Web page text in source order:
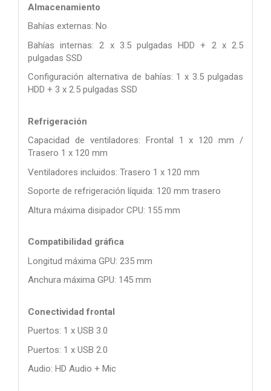
Almacenamiento
Bahías externas: No
Bahías internas: 2 x 3.5 pulgadas HDD + 2 x 2.5
pulgadas SSD
Configuración alternativa de bahías: 1 x 3.5 pulgadas
HDD + 3 x 2.5 pulgadas SSD
Refrigeración
Capacidad de ventiladores: Frontal 1 x 120 mm /
Trasero 1 x 120 mm
Ventiladores incluidos: Trasero 1 x 120 mm
Soporte de refrigeración líquida: 120 mm trasero
Altura máxima disipador CPU: 155 mm
Compatibilidad gráfica
Longitud máxima GPU: 235 mm
Anchura máxima GPU: 145 mm
Conectividad frontal
Puertos: 1 x USB 3.0
Puertos: 1 x USB 2.0
Audio: HD Audio + Mic